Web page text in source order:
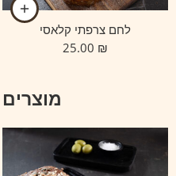
לחם צרפתי קלאסי
₪